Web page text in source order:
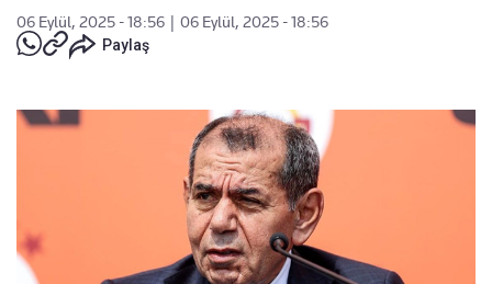
06 Eylül, 2025 - 18:56
06 Eylül, 2025 - 18:56
Paylaş